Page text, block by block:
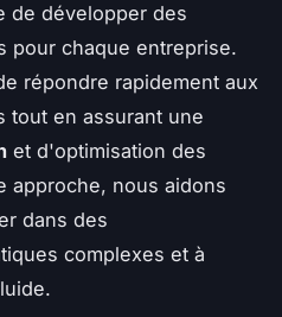
de développer des
pour chaque entreprise.
répondre rapidement aux
tout en assurant une
et d'optimisation des
approche, nous aidons
dans des
complexes et à